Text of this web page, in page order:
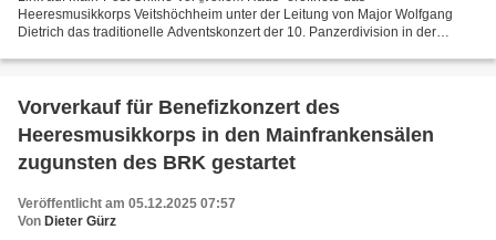
Heeresmusikkorps Veitshöchheim unter der Leitung von Major Wolfgang
Dietrich das traditionelle Adventskonzert der 10. Panzerdivision in der
Vorverkauf für Benefizkonzert des
Heeresmusikkorps in den Mainfrankensälen
zugunsten des BRK gestartet
Veröffentlicht am 05.12.2025 07:57
Von Dieter Gürz